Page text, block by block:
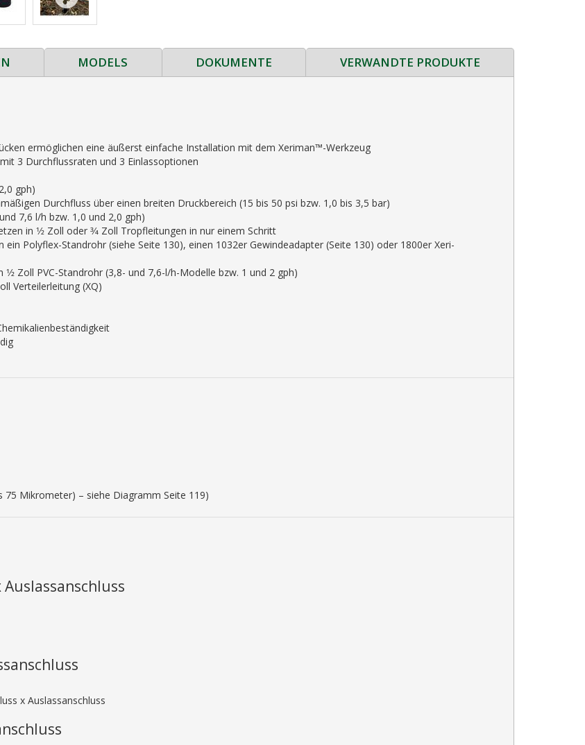
MODELS DOKUMENTE VERWANDTE PRODUKTE
ermöglichen eine äußerst einfache Installation mit dem Xeriman™-Werkzeug
3 Durchflussraten und 3 Einlassoptionen
gph)
Durchfluss über einen breiten Druckbereich (15 bis 50 psi bzw. 1,0 bis 3,5 bar)
7,6 l/h bzw. 1,0 und 2,0 gph)
in 1⁄2 Zoll oder 3⁄4 Zoll Tropfleitungen in nur einem Schritt
Polyflex-Standrohr (siehe Seite 130), einen 1032er Gewindeadapter (Seite 130) oder 1800er Xeri-
Zoll PVC-Standrohr (3,8- und 7,6-l/h-Modelle bzw. 1 und 2 gph)
Verteilerleitung (XQ)
75 Mikrometer) – siehe Diagramm Seite 119)
x Auslassanschluss